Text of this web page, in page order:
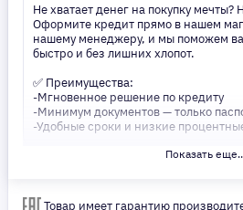
Не хватает денег на покупку мечты?
Оформите кредит прямо в нашем
нашему менеджеру, и мы поможем
быстро и без лишних хлопот.
✅ Преимущества:
-Мгновенное решение по кредиту
-Минимум документов — только
-Удобные сроки и низкие
Не откладывайте свои желания на
Показать
Товар имеет гарантию